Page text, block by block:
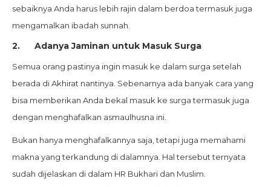
sebaiknya Anda harus lebih rajin dalam berdoa termasuk juga
mengamalkan ibadah sunnah.
2. Adanya Jaminan untuk Masuk Surga
Semua orang pastinya ingin masuk ke dalam surga setelah
berada di Akhirat nantinya. Sebenarnya ada banyak cara yang
bisa memberikan Anda bekal masuk ke surga termasuk juga
dengan menghafalkan asmaulhusna ini.
Bukan hanya menghafalkannya saja, tetapi juga memahami
makna yang terkandung di dalamnya. Hal tersebut ternyata
sudah dijelaskan di dalam HR Bukhari dan Muslim.